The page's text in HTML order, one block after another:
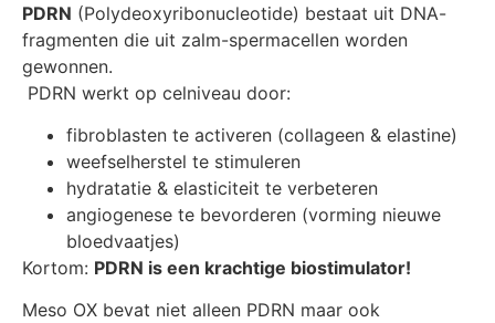
PDRN (Polydeoxyribonucleotide) bestaat uit DNA-
fragmenten die uit zalm-spermacellen worden
gewonnen.
PDRN werkt op celniveau door:
fibroblasten te activeren (collageen & elastine)
weefselherstel te stimuleren
hydratatie & elasticiteit te verbeteren
angiogenese te bevorderen (vorming nieuwe
bloedvaatjes)
Kortom: PDRN is een krachtige biostimulator!
Meso OX bevat niet alleen PDRN maar ook